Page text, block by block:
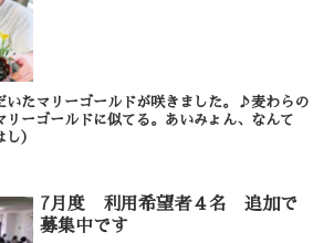
いたマリーゴールドが咲きました。♪麦わらの
リーゴールドに似てる。あいみょん、なんて
）
7月度 利用希望者４名 追加で
募集中です